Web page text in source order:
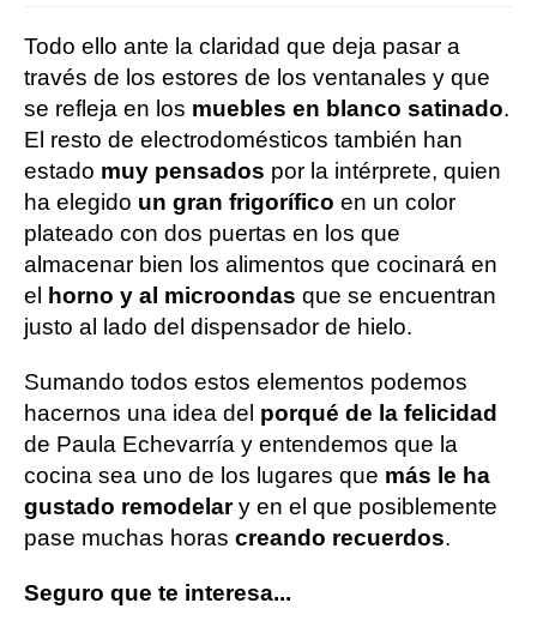
Todo ello ante la claridad que deja pasar a
través de los estores de los ventanales y que
se refleja en los muebles en blanco satinado.
El resto de electrodomésticos también han
estado muy pensados por la intérprete, quien
ha elegido un gran frigorífico en un color
plateado con dos puertas en los que
almacenar bien los alimentos que cocinará en
el
horno y al microondas que se encuentran
justo al lado del dispensador de hielo.
Sumando todos estos elementos podemos
hacernos una idea del porqué de la felicidad
de Paula Echevarría y entendemos que la
cocina sea uno de los lugares que más le ha
gustado remodelary en el que posiblemente
pase muchas horas creando recuerdos.
Seguro que te interesa...